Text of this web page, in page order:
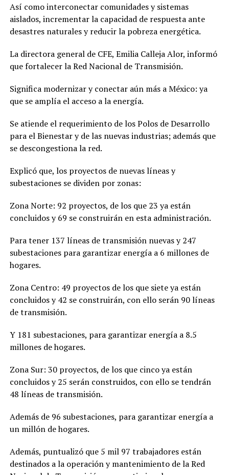
Así como interconectar comunidades y sistemas
aislados, incrementar la capacidad de respuesta ante
desastres naturales y reducir la pobreza energética.
La directora general de CFE, Emilia Calleja Alor, informó
que fortalecer la Red Nacional de Transmisión.
Significa modernizar y conectar aún más a México: ya
que se amplía el acceso a la energía.
Se atiende el requerimiento de los Polos de Desarrollo
para el Bienestar y de las nuevas industrias; además que
se descongestiona la red.
Explicó que, los proyectos de nuevas líneas y
subestaciones se dividen por zonas:
Zona Norte: 92 proyectos, de los que 23 ya están
concluidos y 69 se construirán en esta administración.
Para tener 137 líneas de transmisión nuevas y 247
subestaciones para garantizar energía a 6 millones de
hogares.
Zona Centro: 49 proyectos de los que siete ya están
concluidos y 42 se construirán, con ello serán 90 líneas
de transmisión.
Y 181 subestaciones, para garantizar energía a 8.5
millones de hogares.
Zona Sur: 30 proyectos, de los que cinco ya están
concluidos y 25 serán construidos, con ello se tendrán
48 líneas de transmisión.
Además de 96 subestaciones, para garantizar energía a
un millón de hogares.
Además, puntualizó que 5 mil 97 trabajadores están
destinados a la operación y mantenimiento de la Red